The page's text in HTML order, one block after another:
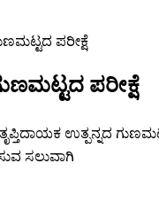
ಪರೀಕ್ಷೆ
ತೃಪ್ತಿದಾಯಕ ಉತ್ಪನ್ನದ
ಸಲುವಾಗಿ